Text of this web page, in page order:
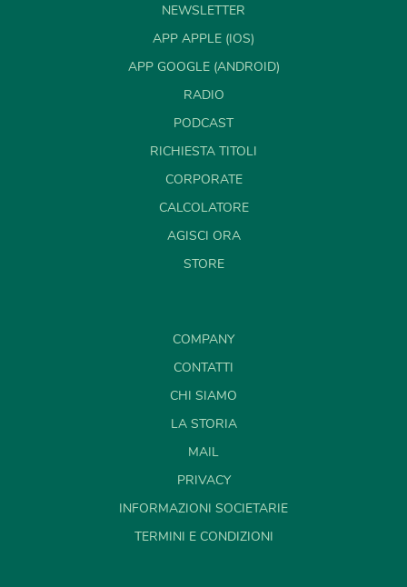
NEWSLETTER
APP APPLE (IOS)
APP GOOGLE (ANDROID)
RADIO
PODCAST
RICHIESTA TITOLI
CORPORATE
CALCOLATORE
AGISCI ORA
STORE
COMPANY
CONTATTI
CHI SIAMO
LA STORIA
MAIL
PRIVACY
INFORMAZIONI SOCIETARIE
TERMINI E CONDIZIONI